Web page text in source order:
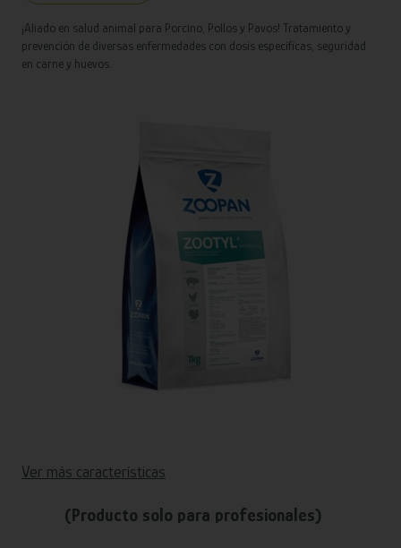
¡Aliado en salud animal para Porcino, Pollos y Pavos! Tratamiento y
prevención de diversas enfermedades con dosis específicas, seguridad
en carne y huevos.
Ver más características
(Producto solo para profesionales)